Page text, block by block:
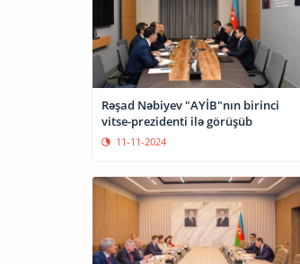
Rəşad Nəbiyev "AYİB"nın birinci
vitse-prezidenti ilə görüşüb
11-11-2024